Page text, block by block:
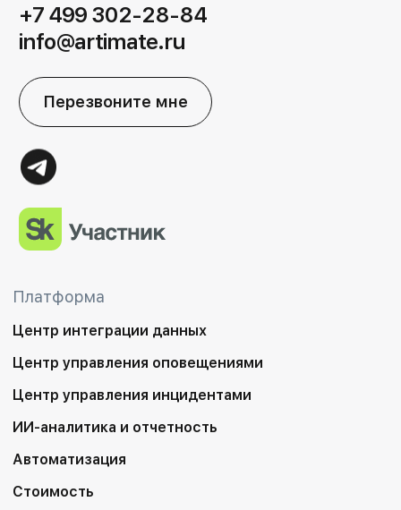
+7 499 302-28-84
info@artimate.ru
Перезвоните мне
Платформа
Центр интеграции данных
Центр управления оповещениями
Центр управления инцидентами
ИИ-аналитика и отчетность
Автоматизация
Стоимость